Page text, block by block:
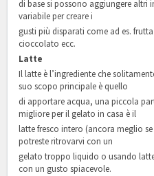
di base si possono aggiungere altri
variabile per creare i
gusti più disparati come ad es.
cioccolato ecc.
Latte
Il latte è l’ingrediente che
suo scopo principale è quello
di apportare acqua, una piccola
migliore per il gelato in casa è il
latte fresco intero (ancora meglio
potreste ritrovarvi con un
gelato troppo liquido o usando
con un gusto spiacevole.